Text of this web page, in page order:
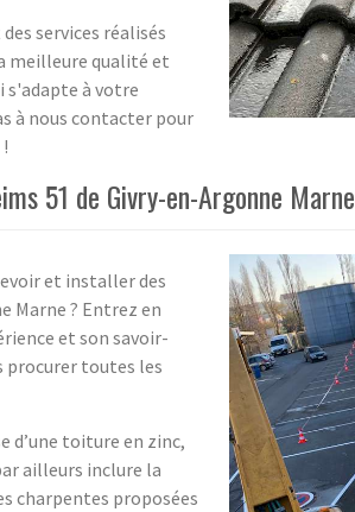
services réalisés
meilleure qualité et
s'adapte à votre
à nous contacter pour
51 de Givry-en-Argonne Marne
et installer des
Marne ? Entrez en
et son savoir-
procurer toutes les
d’une toiture en zinc,
ailleurs inclure la
charpentes proposées